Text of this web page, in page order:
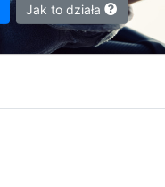
Jak to działa